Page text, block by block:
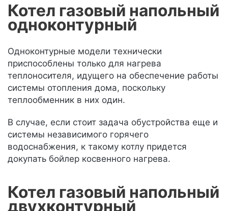
Котел газовый напольный
одноконтурный
Одноконтурные модели технически
приспособлены только для нагрева
теплоносителя, идущего на обеспечение работы
системы отопления дома, поскольку
теплообменник в них один.
В случае, если стоит задача обустройства еще и
системы независимого горячего
водоснабжения, к такому котлу придется
докупать бойлер косвенного нагрева.
Котел газовый напольный
двухконтурный